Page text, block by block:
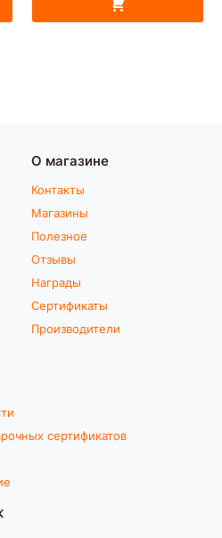
О магазине
Контакты
Магазины
Полезное
Отзывы
Награды
Сертификаты
Производители
сертификатов